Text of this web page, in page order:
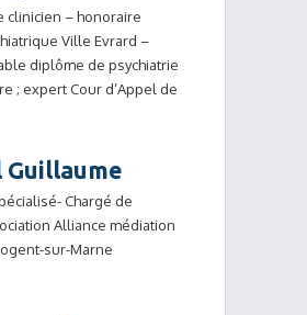
clinicien – honoraire
Ville Evrard –
diplôme de psychiatrie
; expert Cour d’Appel de
Guillaume
Chargé de
Alliance médiation
sur-Marne